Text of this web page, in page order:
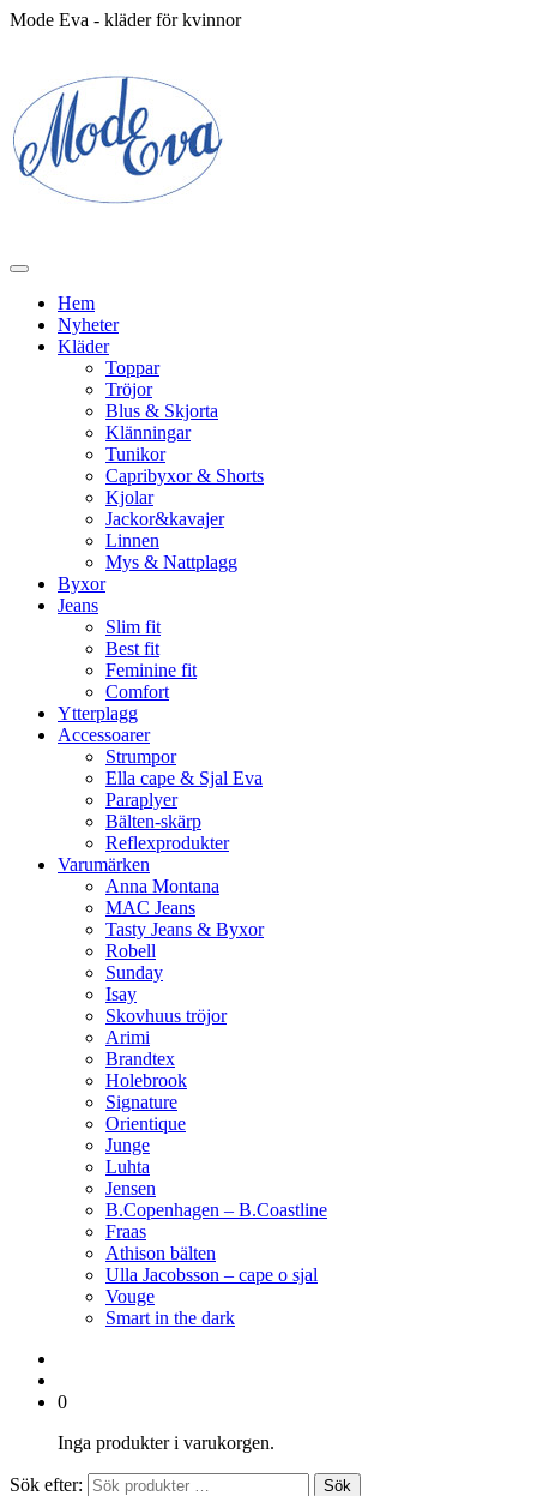
Mode Eva - kläder för kvinnor
Hem
Nyheter
Kläder
Toppar
Tröjor
Blus & Skjorta
Klänningar
Tunikor
Capribyxor & Shorts
Kjolar
Jackor&kavajer
Linnen
Mys & Nattplagg
Byxor
Jeans
Slim fit
Best fit
Feminine fit
Comfort
Ytterplagg
Accessoarer
Strumpor
Ella cape & Sjal Eva
Paraplyer
Bälten-skärp
Reflexprodukter
Varumärken
Anna Montana
MAC Jeans
Tasty Jeans & Byxor
Robell
Sunday
Isay
Skovhuus tröjor
Arimi
Brandtex
Holebrook
Signature
Orientique
Junge
Luhta
Jensen
B.Copenhagen – B.Coastline
Fraas
Athison bälten
Ulla Jacobsson – cape o sjal
Vouge
Smart in the dark
0
Inga produkter i varukorgen.
Sök efter: Sök